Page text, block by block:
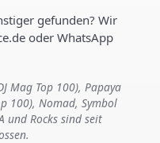
gefunden? Wir
oder WhatsApp
Mag Top 100), Papaya
100), Nomad, Symbol
und Rocks sind seit